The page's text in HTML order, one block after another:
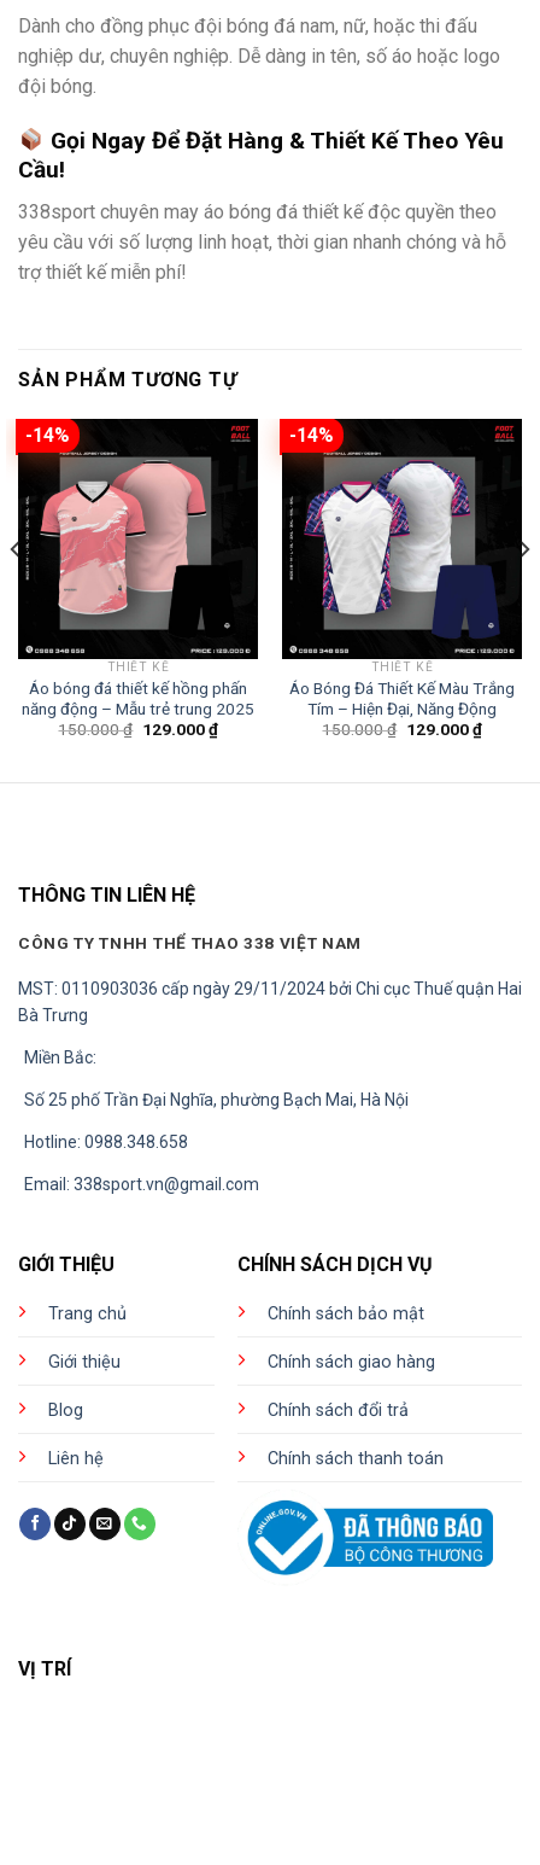
Dành cho đồng phục đội bóng đá nam, nữ, hoặc thi đấu
nghiệp dư, chuyên nghiệp. Dễ dàng in tên, số áo hoặc logo
đội bóng.
Gọi Ngay Để Đặt Hàng & Thiết Kế Theo Yêu
Cầu!
338sport chuyên may áo bóng đá thiết kế độc quyền theo
yêu cầu với số lượng linh hoạt, thời gian nhanh chóng và hỗ
trợ thiết kế miễn phí!
SẢN PHẨM TƯƠNG TỰ
-14%
THIẾT KẾ
Áo bóng đá thiết kế hồng phấn
năng động – Mẫu trẻ trung 2025
150.000₫ Giá
129.000₫Giá
hiện
-14%
THIẾT KẾ
Áo Bóng Đá Thiết Kế Màu Trắng
Tím – Hiện Đại, Năng Động
150.000₫ Giá
129.000₫Giá
hiện
THÔNG TIN LIÊN HỆ
CÔNG TY TNHH THỂ THAO 338 VIỆT NAM
MST: 0110903036 cấp ngày 29/11/2024 bởi Chi cục Thuế quận Hai
Bà Trưng
Miền Bắc:
Số 25 phố Trần Đại Nghĩa, phường Bạch Mai, Hà Nội
Hotline: 0988.348.658
Email: 338sport.vn@gmail.com
GIỚI THIỆU
Trang chủ
Giới thiệu
Blog
Liên hệ
CHÍNH SÁCH DỊCH VỤ
Chính sách bảo mật
Chính sách giao hàng
Chính sách đổi trả
Chính sách thanh toán
VỊ TRÍ